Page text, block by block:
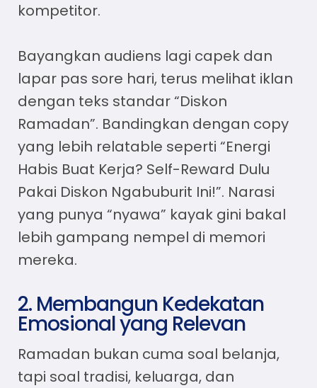
kompetitor.
Bayangkan audiens lagi capek dan
lapar pas sore hari, terus melihat iklan
dengan teks standar “Diskon
Ramadan”. Bandingkan dengan copy
yang lebih relatable seperti “Energi
Habis Buat Kerja? Self-Reward Dulu
Pakai Diskon Ngabuburit Ini!”. Narasi
yang punya “nyawa” kayak gini bakal
lebih gampang nempel di memori
mereka.
2. Membangun Kedekatan
Emosional yang Relevan
Ramadan bukan cuma soal belanja,
tapi soal tradisi, keluarga, dan